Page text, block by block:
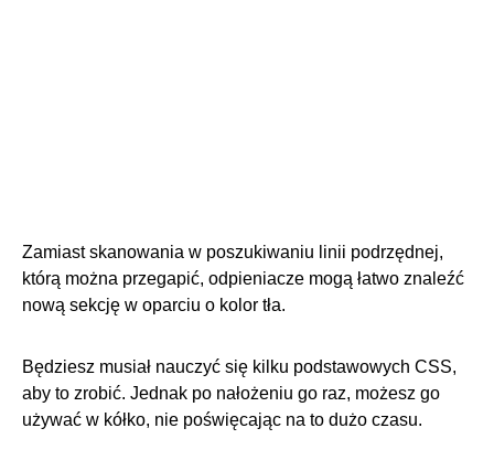
Zamiast skanowania w poszukiwaniu linii podrzędnej,
którą można przegapić, odpieniacze mogą łatwo znaleźć
nową sekcję w oparciu o kolor tła.
Będziesz musiał nauczyć się kilku podstawowych CSS,
aby to zrobić. Jednak po nałożeniu go raz, możesz go
używać w kółko, nie poświęcając na to dużo czasu.